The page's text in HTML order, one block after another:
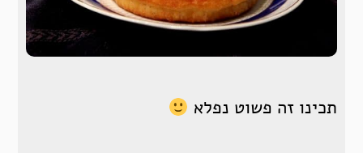
תכינו זה פשוט נפלא